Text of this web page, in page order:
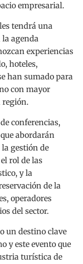
empresarial.
tendrá una
la agenda
experiencias
hoteles,
han sumado para
con mayor
región.
conferencias,
abordarán
gestión de
rol de las
y la
de la
operadores
del sector.
un destino clave
y este evento que
turística de